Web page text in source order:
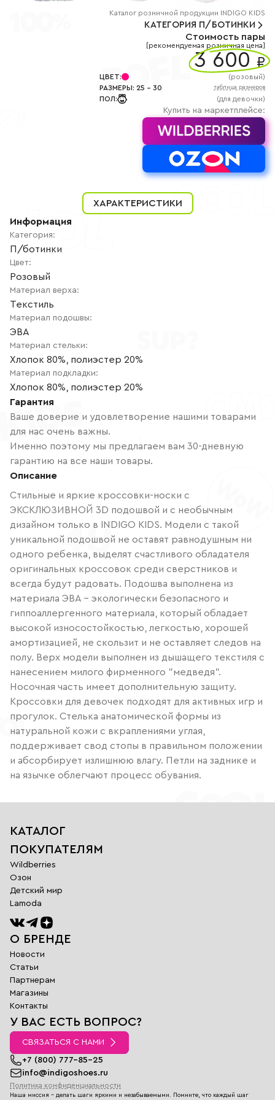
+7
Каталог розничной продукции INDIGO KIDS
КАТЕГОРИЯ П/БОТИНКИ
Стоимость пары
[рекомендуемая розничная цена]
3 600 ₽
ЦВЕТ: (розовый)
РАЗМЕРЫ: 25 - 30 таблица размеров
ПОЛ: (для девочки)
Купить на маркетплейсе:
ХАРАКТЕРИСТИКИ
Информация
Категория:
П/ботинки
Цвет:
Розовый
Материал верха:
Текстиль
Материал подошвы:
ЭВА
Материал стельки:
Хлопок 80%, полиэстер 20%
Материал подкладки:
Хлопок 80%, полиэстер 20%
Гарантия
Ваше доверие и удовлетворение нашими товарами
для нас очень важны.
Именно поэтому мы предлагаем вам 30-дневную
гарантию на все наши товары.
Описание
Стильные и яркие кроссовки-носки с
ЭКСКЛЮЗИВНОЙ 3D подошвой и с необычным
дизайном только в INDIGO KIDS. Модели с такой
уникальной подошвой не оставят равнодушным ни
одного ребенка, выделят счастливого обладателя
оригинальных кроссовок среди сверстников и
всегда будут радовать. Подошва выполнена из
материала ЭВА - экологически безопасного и
гиппоаллергенного материала, который обладает
высокой износостойкостью, легкостью, хорошей
амортизацией, не скользит и не оставляет следов на
полу. Верх модели выполнен из дышащего текстиля с
нанесением милого фирменного "медведя".
Носочная часть имеет дополнительную защиту.
Кроссовки для девочек подходят для активных игр и
прогулок. Стелька анатомической формы из
натуральной кожи с вкраплениями углая,
поддерживает свод стопы в правильном положении
и абсорбирует излишнюю влагу. Петли на заднике и
на язычке облегчают процесс обувания.
КАТАЛОГ
ПОКУПАТЕЛЯМ
Wildberries
Озон
Детский мир
Lamoda
О БРЕНДЕ
Новости
Статьи
Партнерам
Магазины
Контакты
У ВАС ЕСТЬ ВОПРОС?
СВЯЗАТЬСЯ С НАМИ
+7 (800) 777-85-25
info@indigoshoes.ru
Политика конфиденциальности
Наша миссия - делать шаги яркими и незабываемыми. Помните, что каждый шаг
Обратная
связь
Заполните поля
перезвонит вам в
ближайшее время
Имя